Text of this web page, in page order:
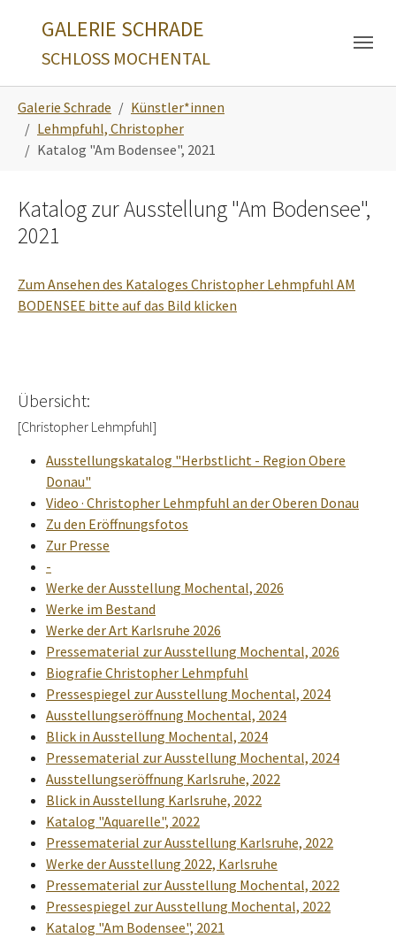
GALERIE SCHRADE
SCHLOSS MOCHENTAL
Galerie Schrade
Künstler*innen
Lehmpfuhl, Christopher
Katalog "Am Bodensee", 2021
Katalog zur Ausstellung "Am Bodensee",
2021
Zum Ansehen des Kataloges Christopher Lehmpfuhl AM
BODENSEE bitte auf das Bild klicken
Übersicht:
[Christopher Lehmpfuhl]
Ausstellungskatalog "Herbstlicht - Region Obere
Donau"
Video · Christopher Lehmpfuhl an der Oberen Donau
Zu den Eröffnungsfotos
Zur Presse
-
Werke der Ausstellung Mochental, 2026
Werke im Bestand
Werke der Art Karlsruhe 2026
Pressematerial zur Ausstellung Mochental, 2026
Biografie Christopher Lehmpfuhl
Pressespiegel zur Ausstellung Mochental, 2024
Ausstellungseröffnung Mochental, 2024
Blick in Ausstellung Mochental, 2024
Pressematerial zur Ausstellung Mochental, 2024
Ausstellungseröffnung Karlsruhe, 2022
Blick in Ausstellung Karlsruhe, 2022
Katalog "Aquarelle", 2022
Pressematerial zur Ausstellung Karlsruhe, 2022
Werke der Ausstellung 2022, Karlsruhe
Pressematerial zur Ausstellung Mochental, 2022
Pressespiegel zur Ausstellung Mochental, 2022
Katalog "Am Bodensee", 2021